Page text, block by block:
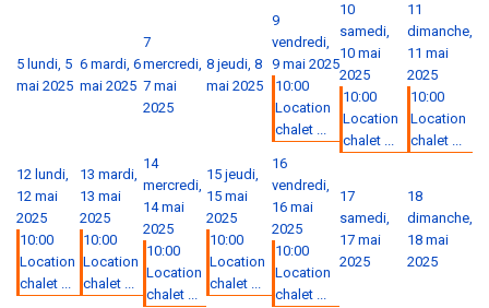
5 lundi, 5
mai 2025
6 mardi, 6
mai 2025
7
mercredi,
7 mai
2025
8 jeudi, 8
mai 2025
9
vendredi,
9 mai 2025
10:00
Location
chalet ...
10
samedi,
10 mai
2025
10:00
Location
chalet ...
11
dimanche,
11 mai
2025
10:00
Location
chalet ...
12 lundi,
12 mai
2025
10:00
Location
chalet ...
13 mardi,
13 mai
2025
10:00
Location
chalet ...
14
mercredi,
14 mai
2025
10:00
Location
chalet ...
15 jeudi,
15 mai
2025
10:00
Location
chalet ...
16
vendredi,
16 mai
2025
10:00
Location
chalet ...
17
samedi,
17 mai
2025
18
dimanche,
18 mai
2025